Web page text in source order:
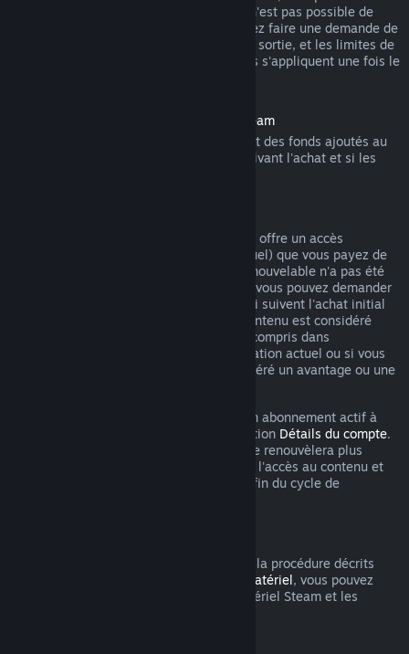
compte. Si vous préachetez un titre qu'il n'est pas possible de
lancer avant sa date de sortie, vous pouvez faire une demande de
remboursement n'importe quand avant sa sortie, et les limites de
14 jours ou de 2 heures de jeu habituelles s'appliquent une fois le
Remboursements sur le portemonnaie Steam
Vous pouvez demander un remboursement des fonds ajoutés au
portemonnaie Steam dans les 14 jours suivant l'achat et si les
Pour certains contenus et services, Steam offre un accès
périodique (par exemple mensuel ou annuel) que vous payez de
manière récurrente. Si un abonnement renouvelable n'a pas été
utilisé au cours d'un cycle de facturation, vous pouvez demander
un remboursement dans les 48 heures qui suivent l'achat initial
ou un renouvellement automatique. Le contenu est considéré
comme utilisé si vous avez joué à un jeu compris dans
l'abonnement au cours du cycle de facturation actuel ou si vous
avez utilisé, consommé, modifié ou transféré un avantage ou une
Veuillez noter que vous pouvez annuler un abonnement actif à
tout moment en vous rendant dans la section Détails du compte.
Après annulation, votre abonnement ne se renouvèlera plus
automatiquement, mais vous conserverez l'accès au contenu et
les bénéfices de l'abonnement jusqu'à la fin du cycle de
Dans les limites du délai applicable et de la procédure décrits
Politique de remboursement du matériel, vous pouvez
demander un remboursement pour le matériel Steam et les